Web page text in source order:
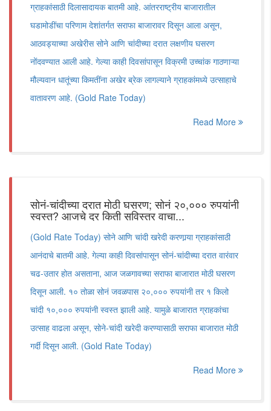
ग्राहकांसाठी दिलासादायक बातमी आहे. आंतरराष्ट्रीय बाजारातील
घडामोडींचा परिणाम देशांतर्गत सराफा बाजारावर दिसून आला असून,
आठवड्याच्या अखेरीस सोने आणि चांदीच्या दरात लक्षणीय घसरण
नोंदवण्यात आली आहे. गेल्या काही दिवसांपासून विक्रमी उच्चांक गाठणाऱ्या
मौल्यवान धातूंच्या किमतींना अखेर ब्रेक लागल्याने ग्राहकांमध्ये उत्साहाचे
वातावरण आहे. (Gold Rate Today)
Read More
सोनं-चांदीच्या दरात मोठी घसरण; सोनं २०,००० रुपयांनी
स्वस्त? आजचे दर किती सविस्तर वाचा...
(Gold Rate Today) सोने आणि चांदी खरेदी करणार्‍या ग्राहकांसाठी
आनंदाचे बातमी आहे. गेल्या काही दिवसांपासून सोनं-चांदीच्या दरात वारंवार
चढ-उतार होत असताना, आज जळगावच्या सराफा बाजारात मोठी घसरण
दिसून आली. १० तोळा सोनं जवळपास २०,००० रुपयांनी तर १ किलो
चांदी १०,००० रुपयांनी स्वस्त झाली आहे. यामुळे बाजारात ग्राहकांचा
उत्साह वाढला असून, सोने-चांदी खरेदी करण्यासाठी सराफा बाजारात मोठी
गर्दी दिसून आली. (Gold Rate Today)
Read More